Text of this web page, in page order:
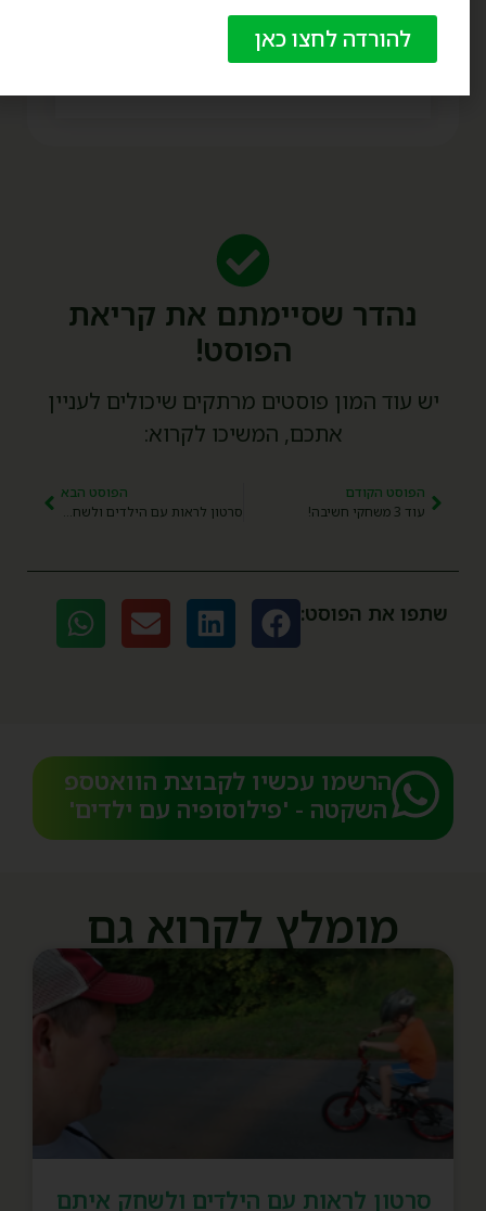
של האתר
לחצו והרשמו
נהדר שסיימתם את קריאת
הפוסט!
יש עוד המון פוסטים מרתקים שיכולים לעניין
אתכם, המשיכו לקרוא:
הפוסט הקודם
עוד 3 משחקי חשיבה!
הפוסט הבא
סרטון לראות עם הילדים ולשחק איתם משחקים של גמישות מחשבתית
שתפו את הפוסט:
הרשמו עכשיו לקבוצת הוואטספ
השקטה - 'פילוסופיה עם ילדים'​
מומלץ לקרוא גם
סרטון לראות עם הילדים ולשחק איתם
להורדה לחצו כאן